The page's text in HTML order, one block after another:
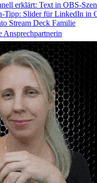
erklärt: Text in OBS-
Tipp: Slider für LinkedIn in
Stream Deck Familie
Ansprechpartnerin